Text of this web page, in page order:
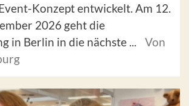
Konzept entwickelt. Am 12.
2026 geht die
in Berlin in die nächste ...
Von